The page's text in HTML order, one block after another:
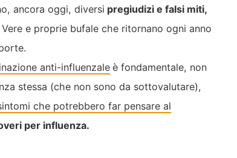
ancora oggi, diversi pregiudizi e falsi miti,
e proprie bufale che ritornano ogni anno
anti-influenzaleè fondamentale, non
stessa (che non sono da sottovalutare),
che potrebbero far pensare al
per influenza.